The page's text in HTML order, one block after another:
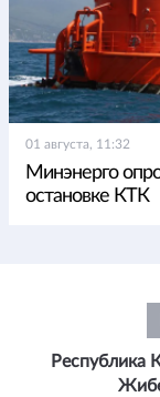
01 августа, 11:32
Минэнерго
остановке КТК
Республика